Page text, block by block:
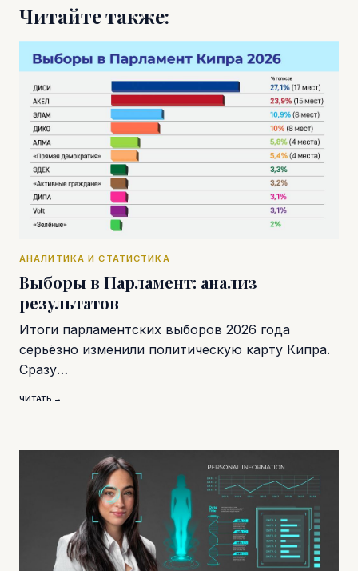
Читайте также:
АНАЛИТИКА И СТАТИСТИКА
Выборы в Парламент: анализ
результатов
Итоги парламентских выборов 2026 года
серьёзно изменили политическую карту Кипра.
Сразу…
ЧИТАТЬ →